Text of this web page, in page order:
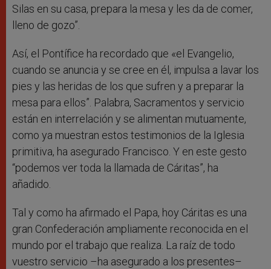
Silas en su casa, prepara la mesa y les da de comer,
lleno de gozo”.
Así, el Pontífice ha recordado que «el Evangelio,
cuando se anuncia y se cree en él, impulsa a lavar los
pies y las heridas de los que sufren y a preparar la
mesa para ellos”. Palabra, Sacramentos y servicio
están en interrelación y se alimentan mutuamente,
como ya muestran estos testimonios de la Iglesia
primitiva, ha asegurado Francisco. Y en este gesto
“podemos ver toda la llamada de Cáritas”, ha
añadido.
Tal y como ha afirmado el Papa, hoy Cáritas es una
gran Confederación ampliamente reconocida en el
mundo por el trabajo que realiza. La raíz de todo
vuestro servicio –ha asegurado a los presentes–